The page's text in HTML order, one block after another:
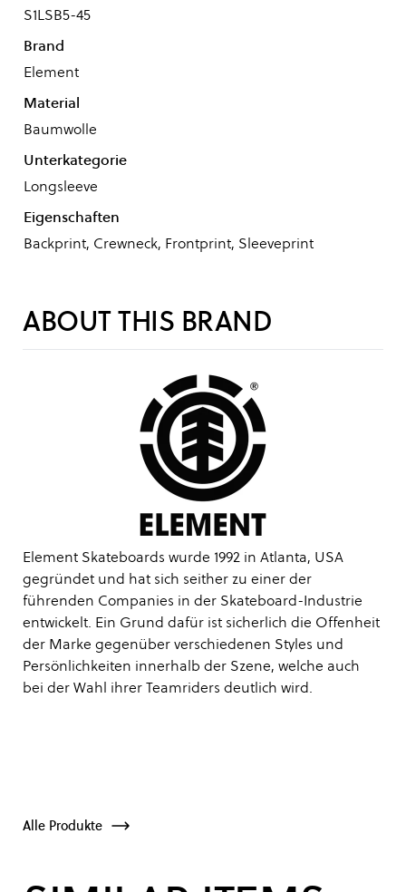
S1LSB5-45
Brand
Element
Material
Baumwolle
Unterkategorie
Longsleeve
Eigenschaften
Backprint, Crewneck, Frontprint, Sleeveprint
ABOUT THIS BRAND
Element Skateboards wurde 1992 in Atlanta, USA
gegründet und hat sich seither zu einer der
führenden Companies in der Skateboard-Industrie
entwickelt. Ein Grund dafür ist sicherlich die Offenheit
der Marke gegenüber verschiedenen Styles und
Persönlichkeiten innerhalb der Szene, welche auch
bei der Wahl ihrer Teamriders deutlich wird.
Alle Produkte